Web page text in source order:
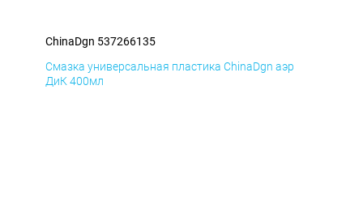
ChinaDgn 537266135
Смазка универсальная пластика ChinaDgn аэр
ДиК 400мл